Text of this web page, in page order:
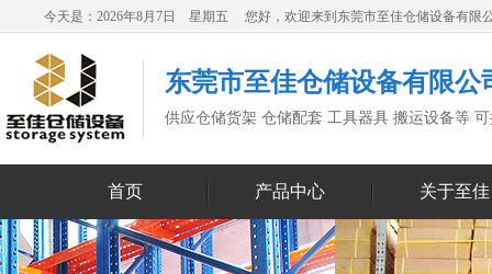
今天是：2026年8月7日 星期五 您好，欢迎来到东莞市至佳仓储设备有限
东莞市至佳仓储设备有限公
供应仓储货架 仓储配套 工具器具 搬运设备等
首页 产品中心 关于至佳